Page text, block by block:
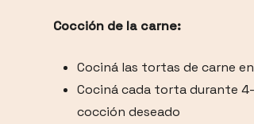
Cocción de la carne:
Cociná las tortas de carne
Cociná cada torta durante
cocción deseado